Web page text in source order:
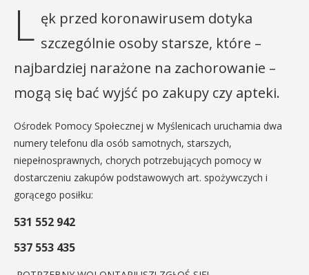
L ęk przed koronawirusem dotyka
szczególnie osoby starsze, które –
najbardziej narażone na zachorowanie –
mogą się bać wyjść po zakupy czy apteki.
Ośrodek Pomocy Społecznej w Myślenicach uruchamia dwa
numery telefonu dla osób samotnych, starszych,
niepełnosprawnych, chorych potrzebujących pomocy w
dostarczeniu zakupów podstawowych art. spożywczych i
gorącego posiłku:
531 552 942
537 553 435